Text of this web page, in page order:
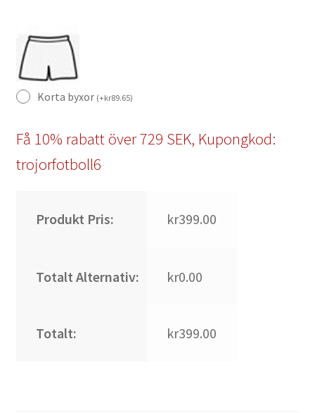
Korta byxor (+kr89.65)
Få 10% rabatt över 729 SEK, Kupongkod:
trojorfotboll6
Produkt Pris: kr399.00
Totalt Alternativ: kr0.00
Totalt: kr399.00